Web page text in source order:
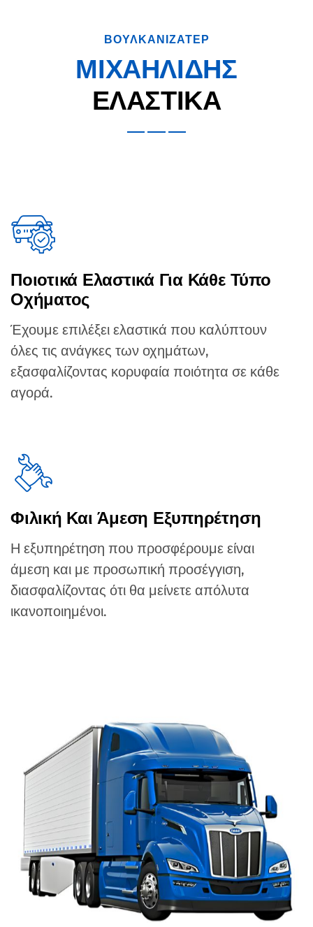
ΒΟΥΛΚΑΝΙΖΑΤΕΡ
ΜΙΧΑΗΛΙΔΗΣ
ΕΛΑΣΤΙΚΑ
Ποιοτικά Ελαστικά Για Κάθε Τύπο
Οχήματος
Έχουμε επιλέξει ελαστικά που καλύπτουν
όλες τις ανάγκες των οχημάτων,
εξασφαλίζοντας κορυφαία ποιότητα σε κάθε
αγορά.
Φιλική Και Άμεση Εξυπηρέτηση
Η εξυπηρέτηση που προσφέρουμε είναι
άμεση και με προσωπική προσέγγιση,
διασφαλίζοντας ότι θα μείνετε απόλυτα
ικανοποιημένοι.